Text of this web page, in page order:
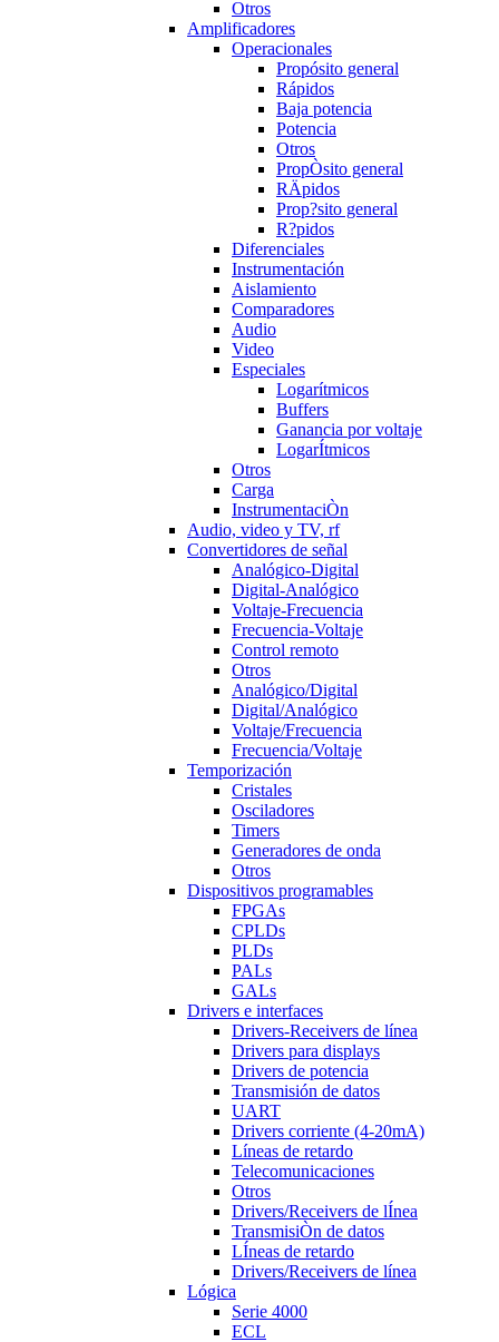
Otros
Amplificadores
Operacionales
Propósito general
Rápidos
Baja potencia
Potencia
Otros
PropÒsito general
RÄpidos
Prop?sito general
R?pidos
Diferenciales
Instrumentación
Aislamiento
Comparadores
Audio
Video
Especiales
Logarítmicos
Buffers
Ganancia por voltaje
LogarÍtmicos
Otros
Carga
InstrumentaciÒn
Audio, video y TV, rf
Convertidores de señal
Analógico-Digital
Digital-Analógico
Voltaje-Frecuencia
Frecuencia-Voltaje
Control remoto
Otros
Analógico/Digital
Digital/Analógico
Voltaje/Frecuencia
Frecuencia/Voltaje
Temporización
Cristales
Osciladores
Timers
Generadores de onda
Otros
Dispositivos programables
FPGAs
CPLDs
PLDs
PALs
GALs
Drivers e interfaces
Drivers-Receivers de línea
Drivers para displays
Drivers de potencia
Transmisión de datos
UART
Drivers corriente (4-20mA)
Líneas de retardo
Telecomunicaciones
Otros
Drivers/Receivers de lÍnea
TransmisiÒn de datos
LÍneas de retardo
Drivers/Receivers de línea
Lógica
Serie 4000
ECL